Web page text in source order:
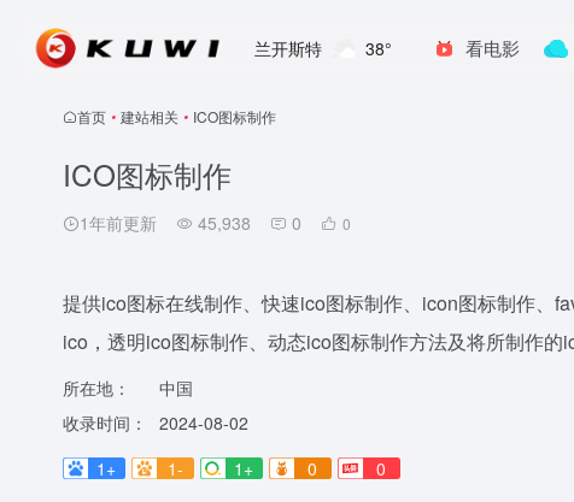
兰开斯特 38° 看电影
首页 • 建站相关 • ICO图标制作
ICO图标制作
1年前更新 45,938 0 0
提供ico图标在线制作、快速ico图标制作、icon图标制作、
ico，透明ico图标制作、动态ico图标制作方法及将所制作的
所在地：
中国
收录时间：
2024-08-02
1+
1- 1+ 0 0